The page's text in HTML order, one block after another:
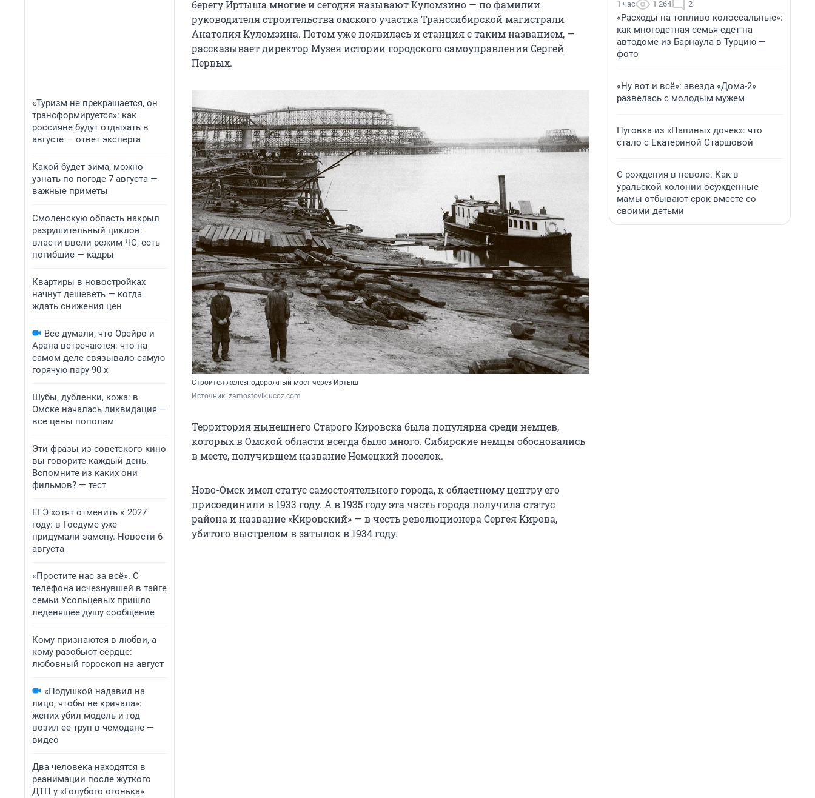
«Туризм не прекращается, он
трансформируется»: как
россияне будут отдыхать в
августе — ответ эксперта
Какой будет зима, можно
узнать по погоде 7 августа —
важные приметы
Смоленскую область накрыл
разрушительный циклон:
власти ввели режим ЧС, есть
погибшие — кадры
Квартиры в новостройках
начнут дешеветь — когда
ждать снижения цен
Все думали, что Орейро и
Арана встречаются: что на
самом деле связывало самую
горячую пару 90-х
Шубы, дубленки, кожа: в
Омске началась ликвидация —
все цены пополам
Эти фразы из советского кино
вы говорите каждый день.
Вспомните из каких они
фильмов? — тест
ЕГЭ хотят отменить к 2027
году: в Госдуме уже
придумали замену. Новости 6
августа
«Простите нас за всё». С
телефона исчезнувшей в тайге
семьи Усольцевых пришло
леденящее душу сообщение
Кому признаются в любви, а
кому разобьют сердце:
любовный гороскоп на август
«Подушкой надавил на
лицо, чтобы не кричала»:
жених убил модель и год
возил ее труп в чемодане —
видео
Два человека находятся в
реанимации после жуткого
ДТП у «Голубого огонька»
берегу Иртыша многие и сегодня называют Куломзино — по фамилии
руководителя строительства омского участка Транссибирской магистрали
Анатолия Куломзина. Потом уже появилась и станция с таким названием, —
рассказывает директор Музея истории городского самоуправления Сергей
Первых.
Строится железнодорожный мост через Иртыш
Источник: zamostovik.ucoz.com
Территория нынешнего Старого Кировска была популярна среди немцев,
которых в Омской области всегда было много. Сибирские немцы обосновались
в месте, получившем название Немецкий поселок.
Ново-Омск имел статус самостоятельного города, к областному центру его
присоединили в 1933 году. А в 1935 году эта часть города получила статус
района и название «Кировский» — в честь революционера Сергея Кирова,
убитого выстрелом в затылок в 1934 году.
1 час 1 264 2
«Расходы на топливо колоссальные»:
как многодетная семья едет на
автодоме из Барнаула в Турцию —
фото
«Ну вот и всё»: звезда «Дома-2»
развелась с молодым мужем
Пуговка из «Папиных дочек»: что
стало с Екатериной Старшовой
С рождения в неволе. Как в
уральской колонии осужденные
мамы отбывают срок вместе со
своими детьми